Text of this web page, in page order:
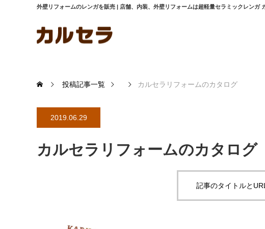
外壁リフォームのレンガを販売 | 店舗、内装、外壁リフォームは超軽量セラミックレンガ
投稿記事一覧 カルセラリフォームのカタログ
2019.06.29
カルセラリフォームのカタログ
記事のタイトルと